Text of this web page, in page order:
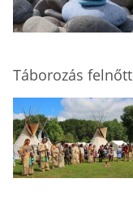
Táborozás